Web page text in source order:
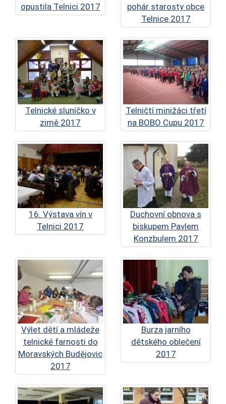
opustila Telnici 2017
pohár starosty obce
Telnice 2017
Telnické sluníčko v
zimě 2017
Telničtí minižáci třetí
na BOBO Cupu 2017
16. Výstava vín v
Telnici 2017
Duchovní obnova s
biskupem Pavlem
Konzbulem 2017
Výlet dětí a mládeže
telnické farnosti do
Moravských Budějovic
2017
Burza jarního
dětského oblečení
2017